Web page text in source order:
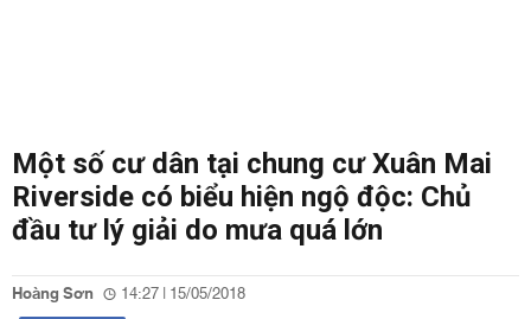
Một số cư dân tại chung cư Xuân Mai
Riverside có biểu hiện ngộ độc: Chủ
đầu tư lý giải do mưa quá lớn
Hoàng Sơn 14:27 | 15/05/2018